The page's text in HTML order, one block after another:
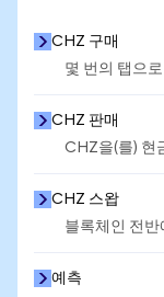
CHZ 구매
몇 번의 탭으
CHZ 판매
CHZ을(를) 현
CHZ 스왑
블록체인 전
예측